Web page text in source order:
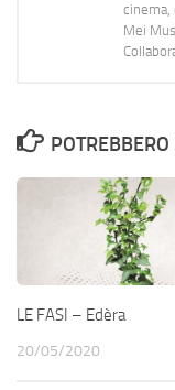
cinema,
Mei
LE FASI – Edèra
20/05/2020